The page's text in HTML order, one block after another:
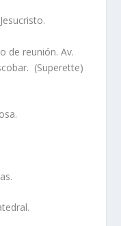
de reunión. Av.
(Superette)